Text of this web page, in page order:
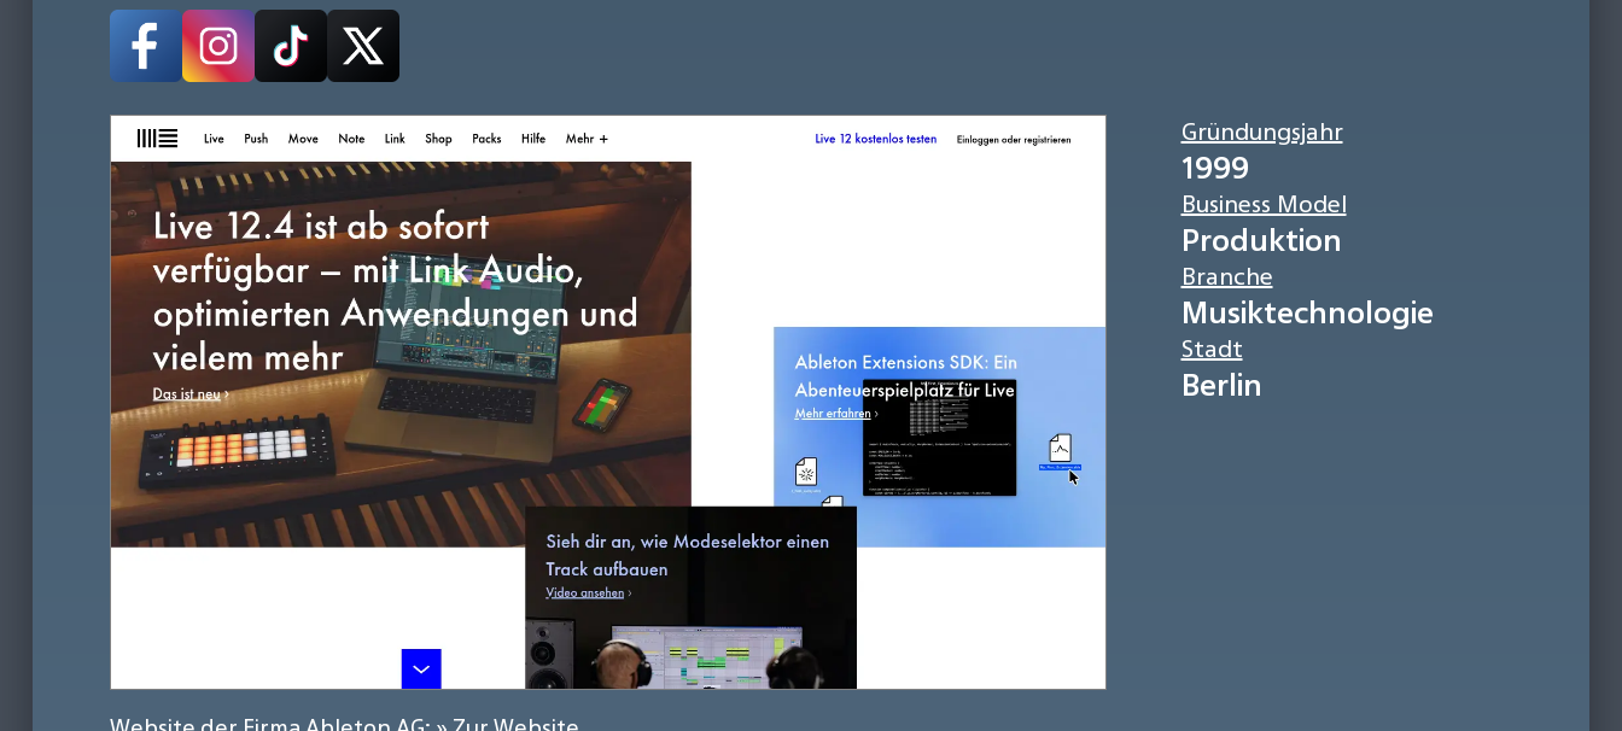
Gründungsjahr
1999
Business Model
Produktion
Branche
Musiktechnologie
Stadt
Berlin